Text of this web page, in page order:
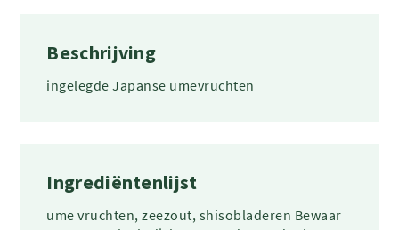
Beschrijving
ingelegde Japanse umevruchten
Ingrediëntenlijst
ume vruchten, zeezout, shisobladeren Bewaar